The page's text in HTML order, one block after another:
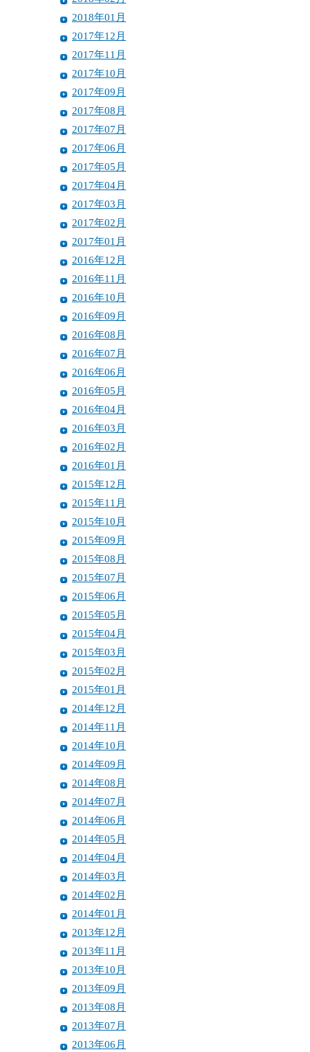
2018年01月
2017年12月
2017年11月
2017年10月
2017年09月
2017年08月
2017年07月
2017年06月
2017年05月
2017年04月
2017年03月
2017年02月
2017年01月
2016年12月
2016年11月
2016年10月
2016年09月
2016年08月
2016年07月
2016年06月
2016年05月
2016年04月
2016年03月
2016年02月
2016年01月
2015年12月
2015年11月
2015年10月
2015年09月
2015年08月
2015年07月
2015年06月
2015年05月
2015年04月
2015年03月
2015年02月
2015年01月
2014年12月
2014年11月
2014年10月
2014年09月
2014年08月
2014年07月
2014年06月
2014年05月
2014年04月
2014年03月
2014年02月
2014年01月
2013年12月
2013年11月
2013年10月
2013年09月
2013年08月
2013年07月
2013年06月